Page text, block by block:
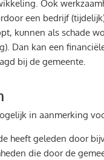
Ook
een bedrijf
kunnen als schade
Dan kan een
bij de gemeente.
in aanmerking
heeft geleden door
die door de